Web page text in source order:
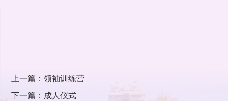
上一篇：领袖训练营
下一篇：成人仪式